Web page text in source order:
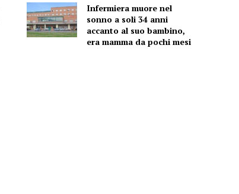
Infermiera muore nel
sonno a soli 34 anni
accanto al suo bambino,
era mamma da pochi mesi